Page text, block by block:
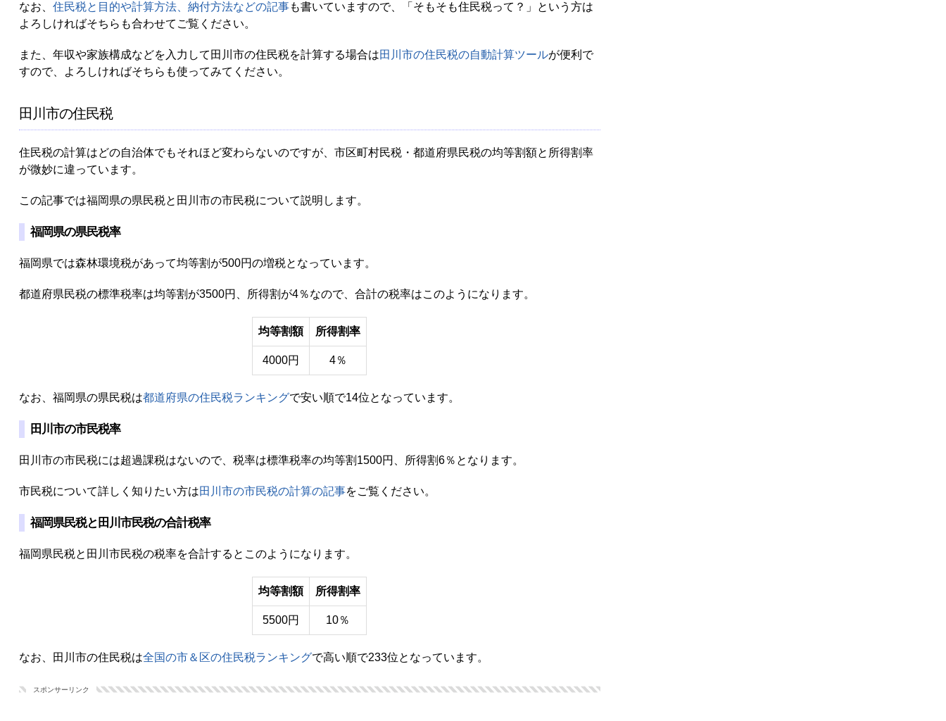
なお、 住民税と目的や計算方法、納付方法などの記事も書いていますので、「そもそも住民税って？」という方は
よろしければそちらも合わせてご覧ください。
また、年収や家族構成などを入力して田川市の住民税を計算する場合は田川市の住民税の自動計算ツールが便利で
すので、よろしければそちらも使ってみてください。
田川市の住民税
住民税の計算はどの自治体でもそれほど変わらないのですが、市区町村民税・都道府県民税の均等割額と所得割率
が微妙に違っています。
この記事では福岡県の県民税と田川市の市民税について説明します。
福岡県の県民税率
福岡県では森林環境税があって均等割が500円の増税となっています。
都道府県民税の標準税率は均等割が3500円、所得割が4％なので、合計の税率はこのようになります。
均等割額 所得割率
4000円 4％
なお、福岡県の県民税は都道府県の住民税ランキングで安い順で14位となっています。
田川市の市民税率
田川市の市民税には超過課税はないので、税率は標準税率の均等割1500円、所得割6％となります。
市民税について詳しく知りたい方は田川市の市民税の計算の記事をご覧ください。
福岡県民税と田川市民税の合計税率
福岡県民税と田川市民税の税率を合計するとこのようになります。
均等割額 所得割率
5500円 10％
なお、田川市の住民税は全国の市＆区の住民税ランキングで高い順で233位となっています。
スポンサーリンク